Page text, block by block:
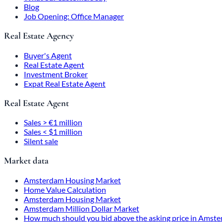
Blog
Job Opening: Office Manager
Real Estate Agency
Buyer's Agent
Real Estate Agent
Investment Broker
Expat Real Estate Agent
Real Estate Agent
Sales > €1 million
Sales < $1 million
Silent sale
Market data
Amsterdam Housing Market
Home Value Calculation
Amsterdam Housing Market
Amsterdam Million Dollar Market
How much should you bid above the asking price in